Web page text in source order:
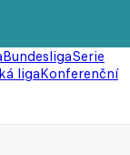
BundesligaSerie
ligaKonferenční